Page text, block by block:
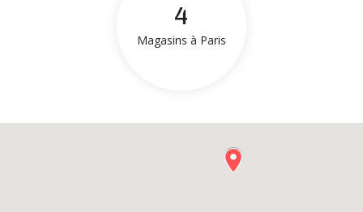
4
Magasins à Paris